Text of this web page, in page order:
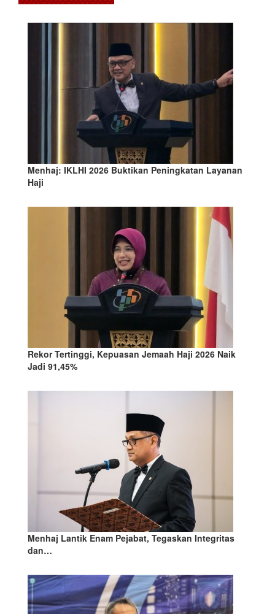
Menhaj: IKLHI 2026 Buktikan Peningkatan Layanan
Haji
Rekor Tertinggi, Kepuasan Jemaah Haji 2026 Naik
Jadi 91,45%
Menhaj Lantik Enam Pejabat, Tegaskan Integritas
dan…